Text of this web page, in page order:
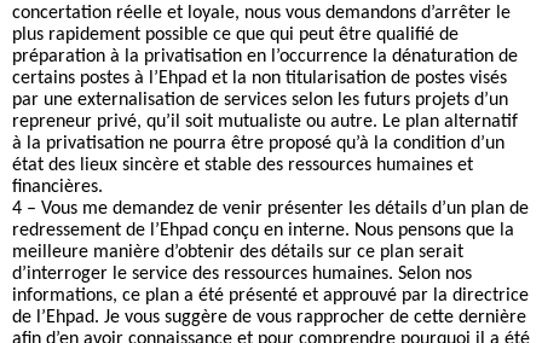
concertation réelle et loyale, nous vous demandons d’arrêter le
plus rapidement possible ce que qui peut être qualifié de
préparation à la privatisation en l’occurrence la dénaturation de
certains postes à l’Ehpad et la non titularisation de postes visés
par une externalisation de services selon les futurs projets d’un
repreneur privé, qu’il soit mutualiste ou autre. Le plan alternatif
à la privatisation ne pourra être proposé qu’à la condition d’un
état des lieux sincère et stable des ressources humaines et
financières.
4 – Vous me demandez de venir présenter les détails d’un plan de
redressement de l’Ehpad conçu en interne. Nous pensons que la
meilleure manière d’obtenir des détails sur ce plan serait
d’interroger le service des ressources humaines. Selon nos
informations, ce plan a été présenté et approuvé par la directrice
de l’Ehpad. Je vous suggère de vous rapprocher de cette dernière